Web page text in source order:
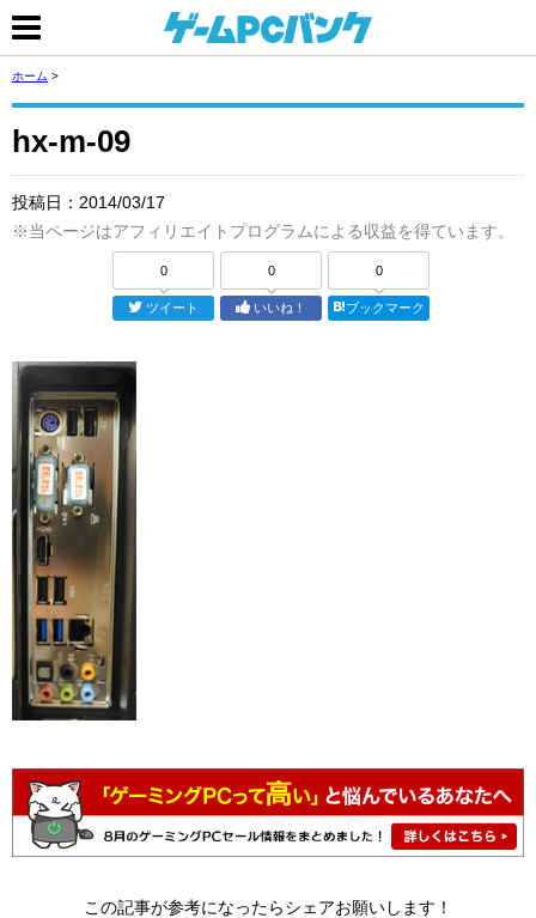
ホーム >
hx-m-09
投稿日： 2014/03/17
※当ページはアフィリエイトプログラムによる収益を得ています。
0
ツイート
0
いいね！
0
ブックマーク
この記事が参考になったらシェアお願いします！